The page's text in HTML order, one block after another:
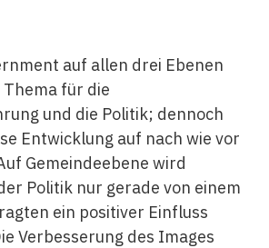
auf allen drei Ebenen
für die
und die Politik; dennoch
Entwicklung auf nach wie vor
Gemeindeebene wird
Politik nur gerade von einem
ein positiver Einfluss
Verbesserung des Images